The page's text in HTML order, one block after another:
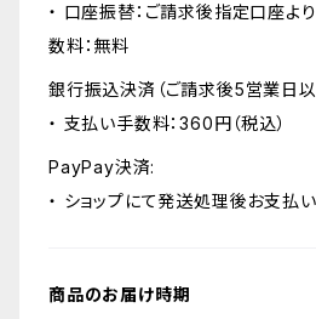
・ 口座振替：ご請求後指定口座よ
数料：無料
銀行振込決済（ご請求後5営業日以
・ 支払い手数料：360円（税込）
PayPay決済:
・ ショップにて発送処理後お支払
商品のお届け時期